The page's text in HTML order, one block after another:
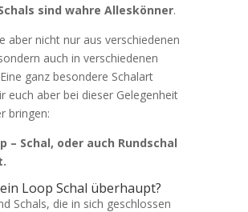
sind wahre Alleskönner.
aber nicht nur aus verschiedenen
auch in verschiedenen
ganz besondere Schalart
euch aber bei dieser Gelegenheit
bringen:
– Schal, oder auch Rundschal
Loop Schal überhaupt?
Schals, die in sich geschlossen